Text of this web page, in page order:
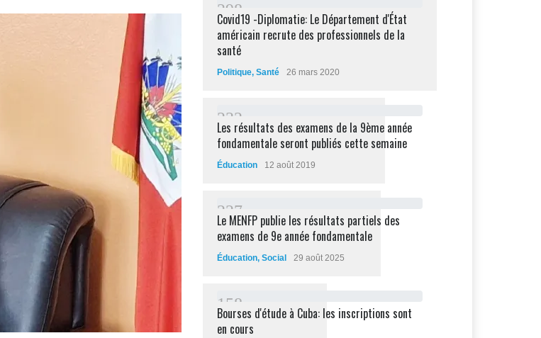
298
Covid19 -Diplomatie: Le Département d'État
américain recrute des professionnels de la
santé
Politique, Santé 26 mars 2020
232
Les résultats des examens de la 9ème année
fondamentale seront publiés cette semaine
Éducation 12 août 2019
227
Le MENFP publie les résultats partiels des
examens de 9e année fondamentale
Éducation, Social 29 août 2025
1 58
Bourses d'étude à Cuba: les inscriptions sont
en cours